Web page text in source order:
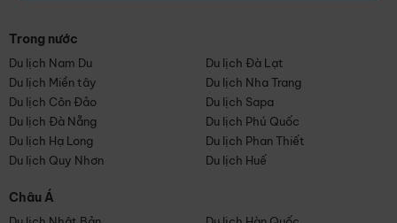
Trong nước
Du lịch Nam Du
Du lịch Đà Lạt
Du lịch Miền tây
Du lịch Nha Trang
Du lịch Côn Đảo
Du lịch Sapa
Du lịch Đà Nẵng
Du lịch Phú Quốc
Du lịch Hạ Long
Du lịch Phan Thiết
Du lịch Quy Nhơn
Du lịch Huế
Châu Á